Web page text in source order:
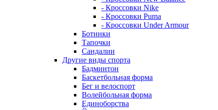
- Кроссовки Nike
- Кроссовки Puma
- Кроссовки Under Armour
Ботинки
Тапочки
Сандалии
Другие виды спорта
Бадминтон
Баскетбольная форма
Бег и велоспорт
Волейбольная форма
Единоборства